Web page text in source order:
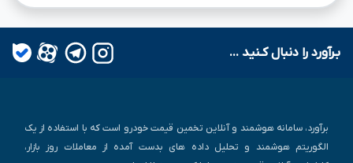
بـرآورد را دنبال کـنید ...
برآورد، سامانه هوشمند و آنلاین تخمین قیمت خودرو است که با استفاده از یک
الگوریتم هوشمند و تحلیل داده های بدست آمده از معاملات روز بازار،